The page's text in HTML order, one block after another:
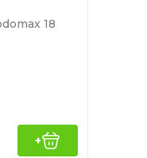
18
+